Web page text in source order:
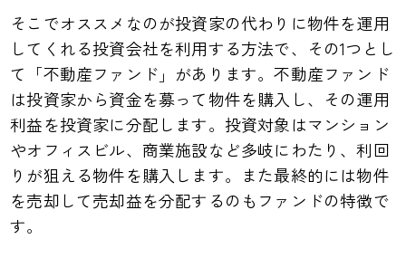
そこでオススメなのが投資家の代わりに物件を運用
してくれる投資会社を利用する方法で、その1つとし
て「不動産ファンド」があります。不動産ファンド
は投資家から資金を募って物件を購入し、その運用
利益を投資家に分配します。投資対象はマンション
やオフィスビル、商業施設など多岐にわたり、利回
りが狙える物件を購入します。また最終的には物件
を売却して売却益を分配するのもファンドの特徴で
す。